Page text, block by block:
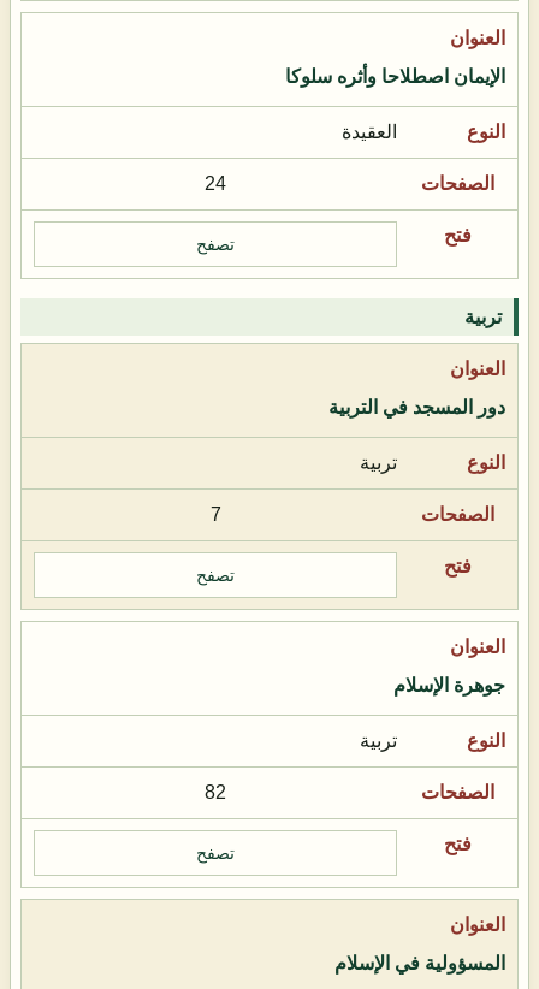
الإيمان اصطلاحا وأثره سلوكا
العقيدة
24
تصفح
تربية
دور المسجد في التربية
تربية
7
تصفح
جوهرة الإسلام
تربية
82
تصفح
المسؤولية في الإسلام